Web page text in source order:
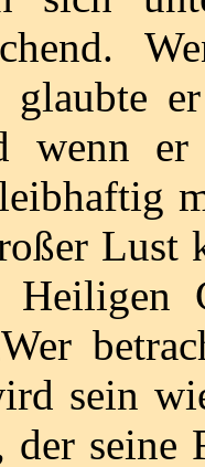
glaubte
wenn er
Heiligen
sein
der